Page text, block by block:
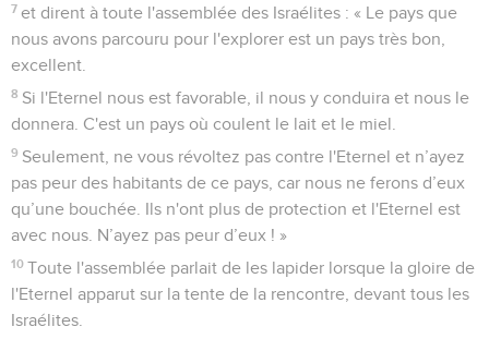
7 et dirent à toute l'assemblée des Israélites : « Le pays que
nous avons parcouru pour l'explorer est un pays très bon,
excellent.
8 Si l'Eternel nous est favorable, il nous y conduira et nous le
donnera. C'est un pays où coulent le lait et le miel.
9 Seulement, ne vous révoltez pas contre l'Eternel et n’ayez
pas peur des habitants de ce pays, car nous ne ferons d’eux
qu’une bouchée. Ils n'ont plus de protection et l'Eternel est
avec nous. N’ayez pas peur d’eux ! »
10 Toute l'assemblée parlait de les lapider lorsque la gloire de
l'Eternel apparut sur la tente de la rencontre, devant tous les
Israélites.